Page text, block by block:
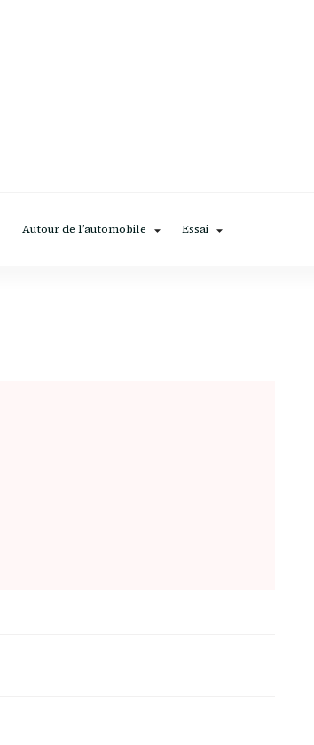
Autour de l’automobile Essai